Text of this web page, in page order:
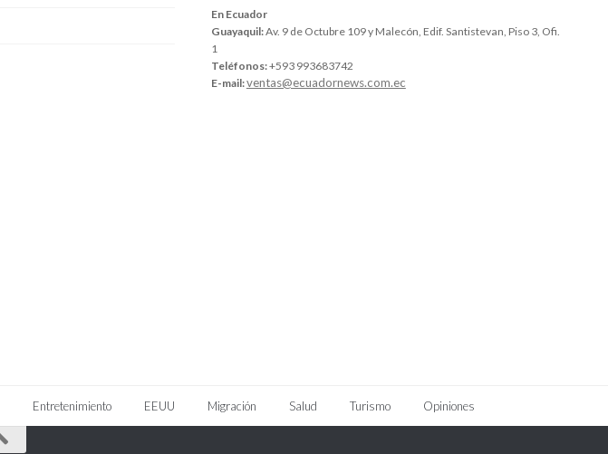
En Ecuador
Guayaquil:Av. 9 de Octubre 109 y Malecón, Edif. Santistevan, Piso 3, Ofi.
1
Teléfonos:+593 993683742
E-mail:ventas@ecuadornews.com.ec
Entretenimiento EEUU Migración Salud Turismo Opiniones